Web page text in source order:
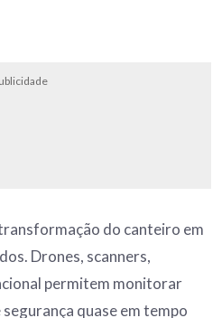
do canteiro em
Drones, scanners,
permitem monitorar
quase em tempo